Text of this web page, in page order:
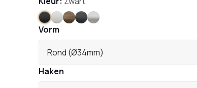
Zwart
WitBronsAntraciet
RVS
Vorm
Rond (Ø34mm)
Haken